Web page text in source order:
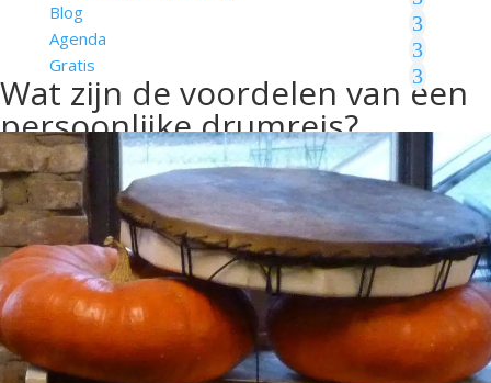
Blog
Agenda
Gratis
Wat zijn de voordelen van een
persoonlijke drumreis?